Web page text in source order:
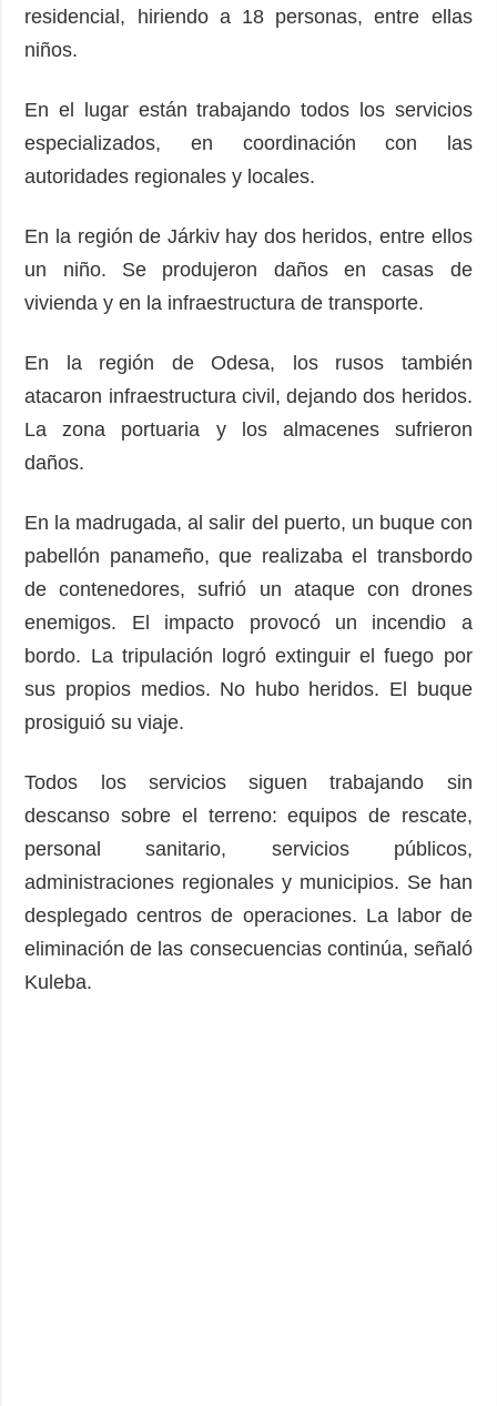
residencial, hiriendo a 18 personas, entre ellas
niños.
En el lugar están trabajando todos los servicios
especializados, en coordinación con las
autoridades regionales y locales.
En la región de Járkiv hay dos heridos, entre ellos
un niño. Se produjeron daños en casas de
vivienda y en la infraestructura de transporte.
En la región de Odesa, los rusos también
atacaron infraestructura civil, dejando dos heridos.
La zona portuaria y los almacenes sufrieron
daños.
En la madrugada, al salir del puerto, un buque con
pabellón panameño, que realizaba el transbordo
de contenedores, sufrió un ataque con drones
enemigos. El impacto provocó un incendio a
bordo. La tripulación logró extinguir el fuego por
sus propios medios. No hubo heridos. El buque
prosiguió su viaje.
Todos los servicios siguen trabajando sin
descanso sobre el terreno: equipos de rescate,
personal sanitario, servicios públicos,
administraciones regionales y municipios. Se han
desplegado centros de operaciones. La labor de
eliminación de las consecuencias continúa, señaló
Kuleba.